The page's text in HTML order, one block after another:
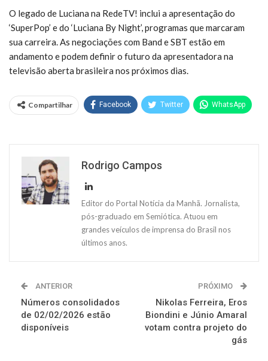
O legado de Luciana na RedeTV! inclui a apresentação do
‘SuperPop’ e do ‘Luciana By Night’, programas que marcaram
sua carreira. As negociações com Band e SBT estão em
andamento e podem definir o futuro da apresentadora na
televisão aberta brasileira nos próximos dias.
Compartilhar Facebook Twitter WhatsApp
Rodrigo Campos
Editor do Portal Notícia da Manhã. Jornalista,
pós-graduado em Semiótica. Atuou em
grandes veículos de imprensa do Brasil nos
últimos anos.
ANTERIOR
Números consolidados
de 02/02/2026 estão
disponíveis
PRÓXIMO
Nikolas Ferreira, Eros
Biondini e Júnio Amaral
votam contra projeto do
gás